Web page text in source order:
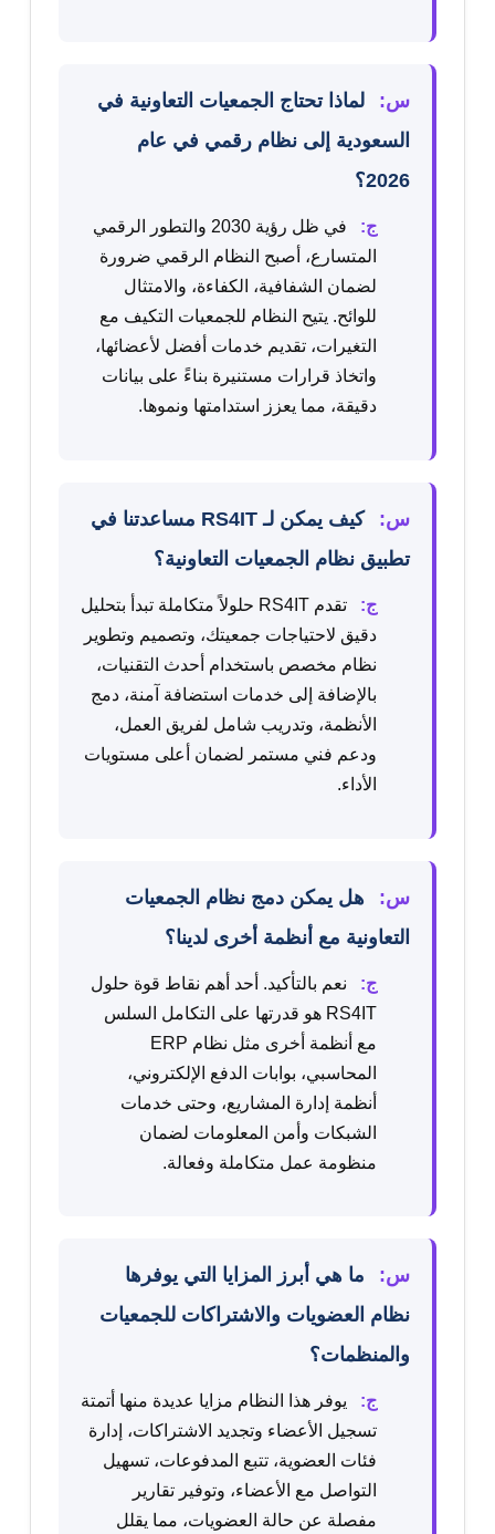
س:
لماذا تحتاج الجمعيات التعاونية في
السعودية إلى نظام رقمي في عام
2026؟
ج:
في ظل رؤية 2030 والتطور الرقمي
المتسارع، أصبح النظام الرقمي ضرورة
لضمان الشفافية، الكفاءة، والامتثال
للوائح. يتيح النظام للجمعيات التكيف مع
التغيرات، تقديم خدمات أفضل لأعضائها،
واتخاذ قرارات مستنيرة بناءً على بيانات
دقيقة، مما يعزز استدامتها ونموها.
س:
كيف يمكن لـ RS4IT مساعدتنا في
تطبيق نظام الجمعيات التعاونية؟
ج:
تقدم RS4IT حلولاً متكاملة تبدأ بتحليل
دقيق لاحتياجات جمعيتك، وتصميم وتطوير
نظام مخصص باستخدام أحدث التقنيات،
بالإضافة إلى خدمات استضافة آمنة، دمج
الأنظمة، وتدريب شامل لفريق العمل،
ودعم فني مستمر لضمان أعلى مستويات
الأداء.
س:
هل يمكن دمج نظام الجمعيات
التعاونية مع أنظمة أخرى لدينا؟
ج:
نعم بالتأكيد. أحد أهم نقاط قوة حلول
RS4IT هو قدرتها على التكامل السلس
مع أنظمة أخرى مثل نظام ERP
المحاسبي، بوابات الدفع الإلكتروني،
أنظمة إدارة المشاريع، وحتى خدمات
الشبكات وأمن المعلومات لضمان
منظومة عمل متكاملة وفعالة.
س:
ما هي أبرز المزايا التي يوفرها
نظام العضويات والاشتراكات للجمعيات
والمنظمات؟
ج:
يوفر هذا النظام مزايا عديدة منها أتمتة
تسجيل الأعضاء وتجديد الاشتراكات، إدارة
فئات العضوية، تتبع المدفوعات، تسهيل
التواصل مع الأعضاء، وتوفير تقارير
مفصلة عن حالة العضويات، مما يقلل